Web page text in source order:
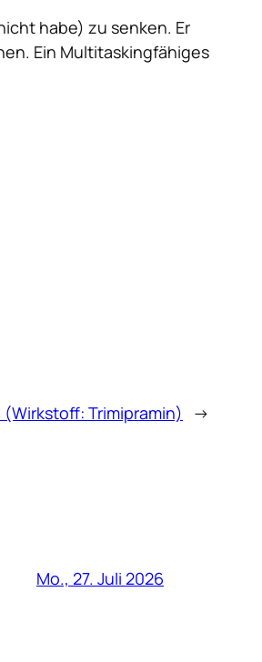
habe) zu senken. Er
Ein Multitaskingfähiges
Trimipramin) →
Mo., 27. Juli 2026